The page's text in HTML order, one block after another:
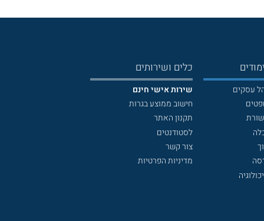
עסקים
כלים ושירותים
שירות אישי חינם
חישוב ממוצע בגרות
תקנון האתר
לסטודנטים
צור קשר
מדיניות הפרטיות